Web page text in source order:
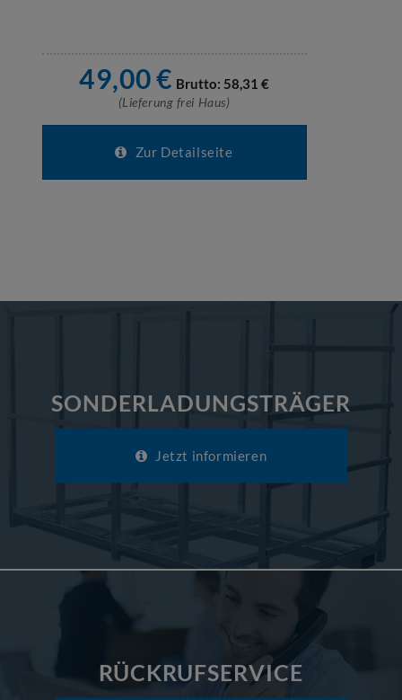
49,00€ Brutto: 58,31 €
(Lieferung frei Haus)
Zur Detailseite
SONDERLADUNGSTRÄGER
Jetzt informieren
RÜCKRUFSERVICE